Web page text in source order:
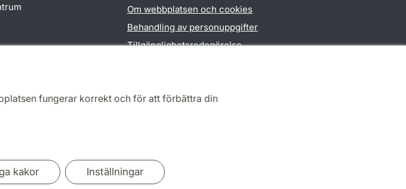
fungerar korrekt och för att förbättra din
kakor Inställningar
Om webbplatsen och cookies
Behandling av personuppgifter
Tillgänglighetsredogörelse